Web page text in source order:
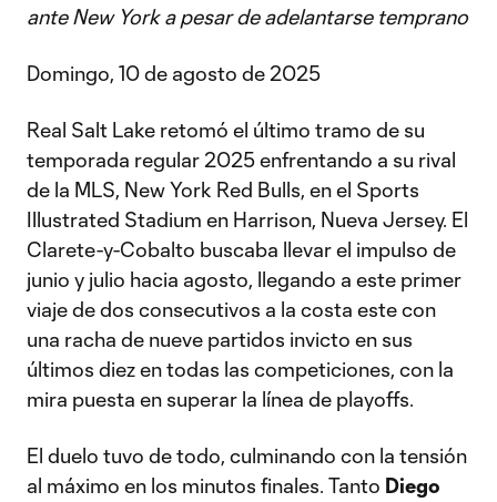
ante New York a pesar de adelantarse temprano
Domingo, 10 de agosto de 2025
Real Salt Lake retomó el último tramo de su
temporada regular 2025 enfrentando a su rival
de la MLS, New York Red Bulls, en el Sports
Illustrated Stadium en Harrison, Nueva Jersey. El
Clarete-y-Cobalto buscaba llevar el impulso de
junio y julio hacia agosto, llegando a este primer
viaje de dos consecutivos a la costa este con
una racha de nueve partidos invicto en sus
últimos diez en todas las competiciones, con la
mira puesta en superar la línea de playoffs.
El duelo tuvo de todo, culminando con la tensión
al máximo en los minutos finales. Tanto Diego